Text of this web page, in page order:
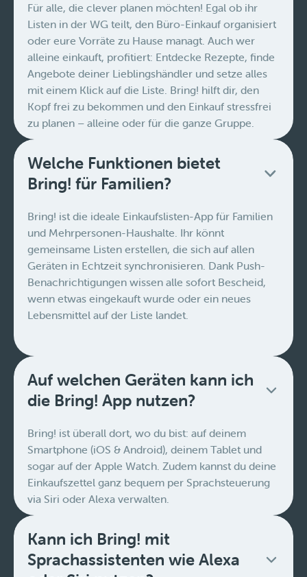
Für alle, die clever planen möchten! Egal ob ihr
Listen in der WG teilt, den Büro-Einkauf organisiert
oder eure Vorräte zu Hause managt. Auch wer
alleine einkauft, profitiert: Entdecke Rezepte, finde
Angebote deiner Lieblingshändler und setze alles
mit einem Klick auf die Liste. Bring! hilft dir, den
Kopf frei zu bekommen und den Einkauf stressfrei
zu planen – alleine oder für die ganze Gruppe.
Welche Funktionen bietet
Bring! für Familien?
Bring! ist die ideale Einkaufslisten-App für Familien
und Mehrpersonen-Haushalte. Ihr könnt
gemeinsame Listen erstellen, die sich auf allen
Geräten in Echtzeit synchronisieren. Dank Push-
Benachrichtigungen wissen alle sofort Bescheid,
wenn etwas eingekauft wurde oder ein neues
Lebensmittel auf der Liste landet.
Auf welchen Geräten kann ich
die Bring! App nutzen?
Bring! ist überall dort, wo du bist: auf deinem
Smartphone (iOS & Android), deinem Tablet und
sogar auf der Apple Watch. Zudem kannst du deine
Einkaufszettel ganz bequem per Sprachsteuerung
via Siri oder Alexa verwalten.
Kann ich Bring! mit
Sprachassistenten wie Alexa